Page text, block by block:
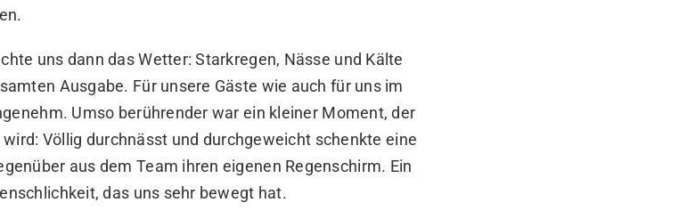
uns dann das Wetter: Starkregen, Nässe und Kälte
Ausgabe. Für unsere Gäste wie auch für uns im
Umso berührender war ein kleiner Moment, der
Völlig durchnässt und durchgeweicht schenkte eine
aus dem Team ihren eigenen Regenschirm. Ein
das uns sehr bewegt hat.